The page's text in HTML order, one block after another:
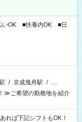
いOK ■扶養内OK ■日
/ 京成曳舟駅 / …
≫ご希望の勤務地を紹介